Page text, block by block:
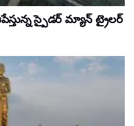
స్పైడర్ మ్యాన్ ట్రైలర్